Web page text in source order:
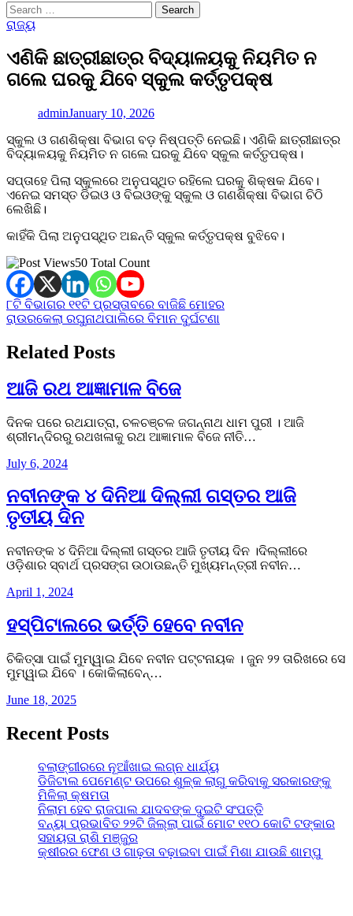
Search
for:
ରାଜ୍ୟ
ଏଣିକି ଛାତ୍ରୀଛାତ୍ର ବିଦ୍ୟାଳୟକୁ ନିୟମିତ ନ
ଗଲେ ଘରକୁ ଯିବେ ସ୍କୁଲ କର୍ତ୍ତୃପକ୍ଷ
adminJanuary 10, 2026
ସ୍କୁଲ ଓ ଗଣଶିକ୍ଷା ବିଭାଗ ବଡ଼ ନିଷ୍ପତ୍ତି ନେଇଛି। ଏଣିକି ଛାତ୍ରୀଛାତ୍ର
ବିଦ୍ୟାଳୟକୁ ନିୟମିତ ନ ଗଲେ ଘରକୁ ଯିବେ ସ୍କୁଲ କର୍ତ୍ତୃପକ୍ଷ।
ସପ୍ତାହେ ପିଲା ସ୍କୁଲରେ ଅନୁପସ୍ଥିତ ରହିଲେ ଘରକୁ ଶିକ୍ଷକ ଯିବେ।
ଏନେଇ ସମସ୍ତ ଡିଇଓ ଓ ବିଇଓଙ୍କୁ ସ୍କୁଲ ଓ ଗଣଶିକ୍ଷା ବିଭାଗ ଚିଠି
ଲେଖିଛି।
କାହିଁକି ପିଲା ଅନୁପସ୍ଥିତ ଅଛନ୍ତି ସ୍କୁଲ କର୍ତ୍ତୃପକ୍ଷ ବୁଝିବେ।
50 Total Count
Post
navigation
୮ଟି ବିଭାଗର ୧୧ଟି ପ୍ରସ୍ତାବରେ ବାଜିଛି ମୋହର
ରାଉରକେଲା ରଘୁନାଥପାଲିରେ ବିମାନ ଦୁର୍ଘଟଣା
Related Posts
ଆଜି ରଥ ଆଜ୍ଞାମାଳ ବିଜେ
ଦିନକ ପରେ ରଥଯାତ୍ରା, ଚଳଚଞ୍ଚଳ ଜଗନ୍ନାଥ ଧାମ ପୁରୀ । ଆଜି
ଶ୍ରୀମନ୍ଦିରରୁ ରଥଖଳାକୁ ରଥ ଆଜ୍ଞାମାଳ ବିଜେ ନୀତି…
July 6, 2024
ନବୀନଙ୍କ ୪ ଦିନିଆ ଦିଲ୍ଲୀ ଗସ୍ତର ଆଜି
ତୃତୀୟ ଦିନ
ନବୀନଙ୍କ ୪ ଦିନିଆ ଦିଲ୍ଲୀ ଗସ୍ତର ଆଜି ତୃତୀୟ ଦିନ ।ଦିଲ୍ଲୀରେ
ଓଡ଼ିଶାର ସ୍ବାର୍ଥ ପ୍ରସଙ୍ଗ ଉଠାଉଛନ୍ତି ମୁଖ୍ୟମନ୍ତ୍ରୀ ନବୀନ…
April 1, 2024
ହସ୍ପିଟାଲରେ ଭର୍ତ୍ତି ହେବେ ନବୀନ
ଚିକିତ୍ସା ପାଇଁ ମୁମ୍ୱାଇ ଯିବେ ନବୀନ ପଟ୍ଟନାୟକ । ଜୁନ ୨୨ ତାରିଖରେ ସେ
ମୁମ୍ୱାଇ ଯିବେ । କୋକିଲାବେନ୍…
June 18, 2025
Recent Posts
ବଲାଙ୍ଗୀରରେ ନୂଆଁଖାଇ ଲଗ୍ନ ଧାର୍ଯ୍ୟ
ଡିଜିଟାଲ ପେମେଣ୍ଟ ଉପରେ ଶୁଳ୍କ ଲାଗୁ କରିବାକୁ ସରକାରଙ୍କୁ
ମିଳିଲା କ୍ଷମତା
ନିଲାମ ହେବ ରାଜପାଲ ଯାଦବଙ୍କ ଦୁଇଟି ସଂପତ୍ତି
ବନ୍ୟା ପ୍ରଭାବିତ ୨୨ଟି ଜିଲ୍ଲା ପାଇଁ ମୋଟ ୧୧୦ କୋଟି ଟଙ୍କାର
ସହାୟତା ରାଶି ମଞ୍ଜୁର
କ୍ଷୀରର ଫେଣ ଓ ଗାଢ଼ତା ବଢ଼ାଇବା ପାଇଁ ମିଶା ଯାଉଛି ଶାମ୍ପୁ